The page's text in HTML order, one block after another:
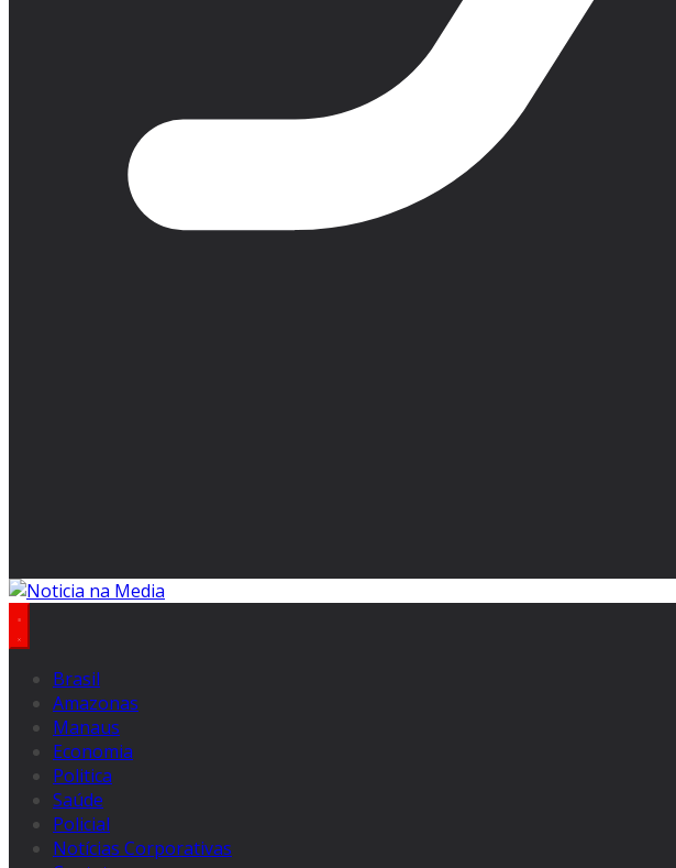
Brasil
Amazonas
Manaus
Economia
Politica
Saúde
Policial
Notícias Corporativas